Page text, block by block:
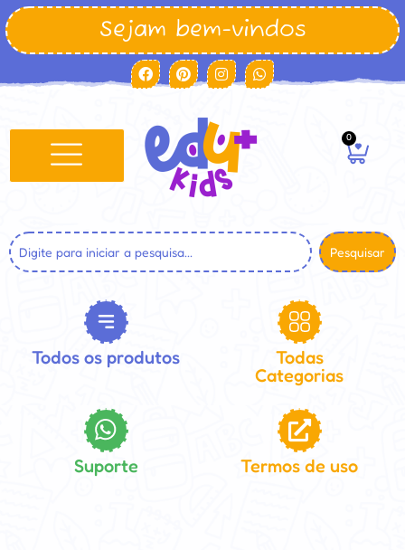
Sejam bem-vindos
0
Pesquisar
Todos os produtos
Todas
Categorias
Suporte Termos de uso